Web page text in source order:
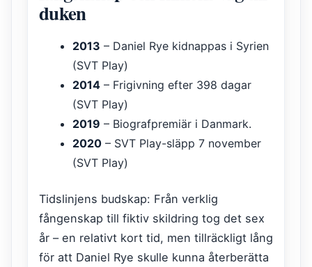
duken
2013 – Daniel Rye kidnappas i Syrien
(SVT Play)
2014 – Frigivning efter 398 dagar
(SVT Play)
2019 – Biografpremiär i Danmark.
2020 – SVT Play-släpp 7 november
(SVT Play)
Tidslinjens budskap: Från verklig
fångenskap till fiktiv skildring tog det sex
år – en relativt kort tid, men tillräckligt lång
för att Daniel Rye skulle kunna återberätta